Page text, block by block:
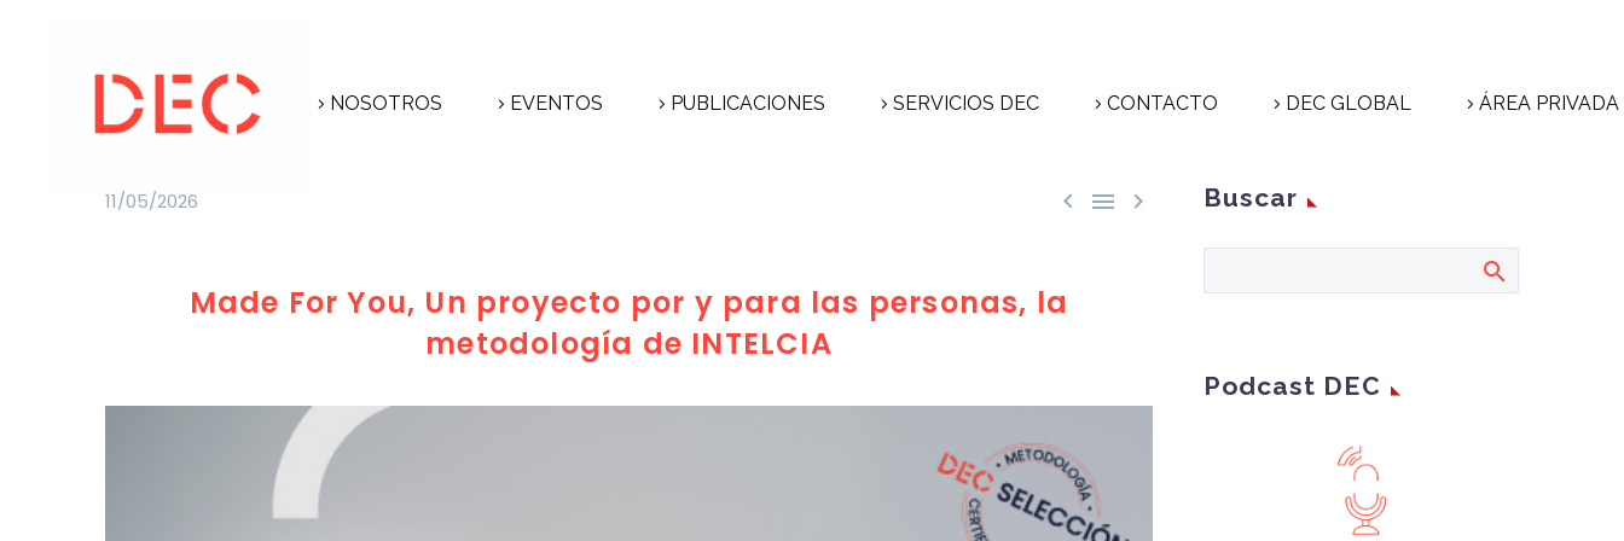
NOSOTROS EVENTOS PUBLICACIONES SERVICIOS DEC CONTACTO DEC GLOBAL ÁREA PRIVADA
  
11/05/2026
Made For You, Un proyecto por y para las personas, la
metodología de INTELCIA
Buscar
Podcast DEC